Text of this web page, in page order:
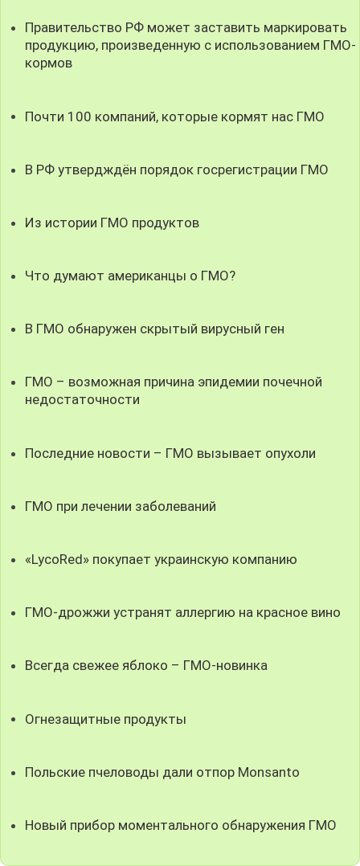
Правительство РФ может заставить маркировать
продукцию, произведенную с использованием ГМО-
кормов
Почти 100 компаний, которые кормят нас ГМО
В РФ утвердждён порядок госрегистрации ГМО
Из истории ГМО продуктов
Что думают американцы о ГМО?
В ГМО обнаружен скрытый вирусный ген
ГМО – возможная причина эпидемии почечной
недостаточности
Последние новости – ГМО вызывает опухоли
ГМО при лечении заболеваний
«LycoRed» покупает украинскую компанию
ГМО-дрожжи устранят аллергию на красное вино
Всегда свежее яблоко – ГМО-новинка
Огнезащитные продукты
Польские пчеловоды дали отпор Monsanto
Новый прибор моментального обнаружения ГМО